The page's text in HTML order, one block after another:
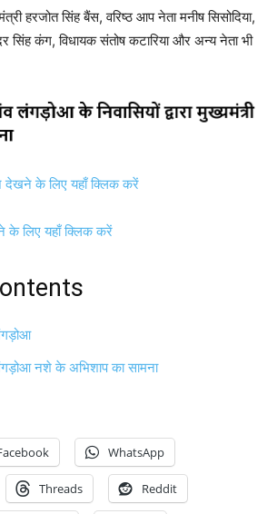
हरजोत सिंह बैंस, वरिष्ठ आप नेता मनीष सिसोदिया,
सिंह कंग, विधायक संतोष कटारिया और अन्य नेता भी
देखने के लिए यहाँ क्लिक करें
के लिए यहाँ क्लिक करें
नशे के अभिशाप का सामना
WhatsApp
Threads Reddit